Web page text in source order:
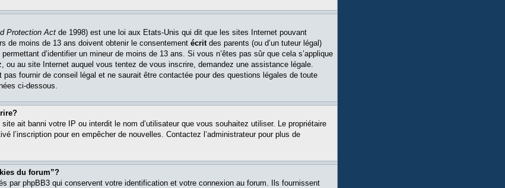
Protection Act de 1998) est une loi aux Etats-Unis qui dit que les sites Internet pouvant
de moins de 13 ans doivent obtenir le consentement écritdes parents (ou d’un tuteur légal)
d’identifier un mineur de moins de 13 ans. Si vous n’êtes pas sûr que cela s’applique
ou au site Internet auquel vous tentez de vous inscrire, demandez une assistance légale.
pas fournir de conseil légal et ne saurait être contactée pour des questions légales de toute
ci-dessous.
site ait banni votre IP ou interdit le nom d’utilisateur que vous souhaitez utiliser. Le propriétaire
l’inscription pour en empêcher de nouvelles. Contactez l’administrateur pour plus de
du forum”?
par phpBB3 qui conservent votre identification et votre connexion au forum. Ils fournissent